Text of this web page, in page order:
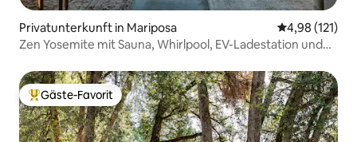
Privatunterkunft in Mariposa
4,98 (121)
Zen Yosemite mit Sauna, Whirlpool, EV-Ladestation und
Beliebter Gäste-Favorit.
Gäste-Favorit